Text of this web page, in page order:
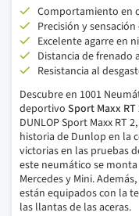
Comportamiento en
Precisión y
Excelente agarre en
Distancia de frenado
Resistancia al
Descubre en 1001
deportivo Sport Maxx RT
DUNLOP Sport Maxx RT
historia de Dunlop en la
victorias en las pruebas
este neumático se
Mercedes y Mini.
están equipados con la
las llantas de las aceras.